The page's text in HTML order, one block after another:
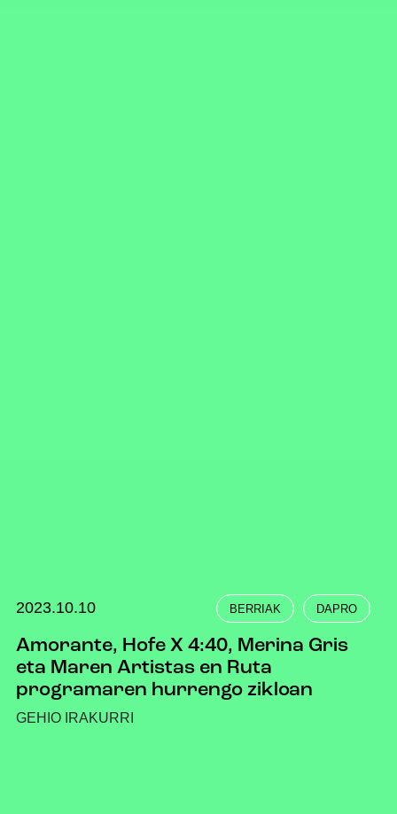
2023.10.10 BERRIAK DAPRO
Amorante, Hofe X 4:40, Merina Gris
eta Maren Artistas en Ruta
programaren hurrengo zikloan
GEHIO IRAKURRI